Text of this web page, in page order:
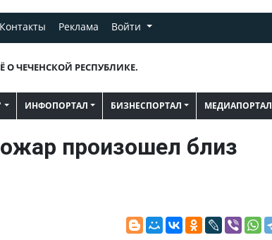
Контакты Реклама Войти
О ЧЕЧЕНСКОЙ РЕСПУБЛИКЕ.
ИНФОПОРТАЛ БИЗНЕСПОРТАЛ МЕДИАПОРТАЛ
произошел близ